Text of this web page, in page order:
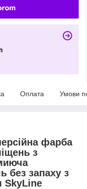
Оплата Умови
фарба
з
без запаху з
SkyLine